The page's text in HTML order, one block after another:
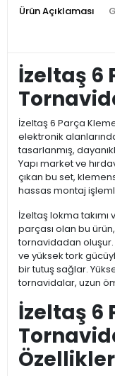
Ürün Açıklaması
İzeltaş 6
İzeltaş 6 Parça
elektronik
tasarlanmış,
Yapı market ve
çıkan bu set,
hassas montaj
İzeltaş lokma
parçası olan bu
tornavidadan oluşur.
ve yüksek tork
bir tutuş sağlar.
tornavidalar, uzun
İzeltaş 6